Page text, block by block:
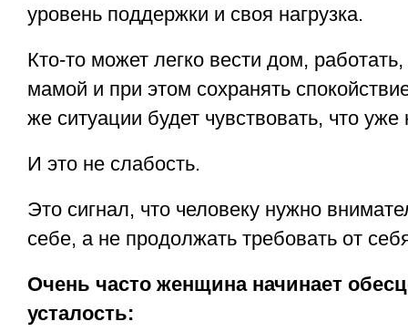
уровень поддержки и своя нагрузка.
Кто-то может легко вести дом,
мамой и при этом сохранять
же ситуации будет чувствовать, что
И это не слабость.
Это сигнал, что человеку нужно
себе, а не продолжать требовать от
Очень часто женщина начинает
усталость: